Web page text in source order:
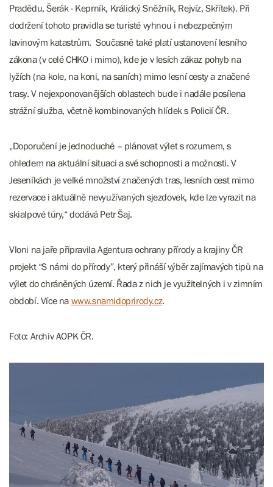
Pradědu, Šerák - Keprník, Králický Sněžník, Rejvíz, Skřítek). Při
dodržení tohoto pravidla se turisté vyhnou i nebezpečným
lavinovým katastrům. Současně také platí ustanovení lesního
zákona (v celé CHKO i mimo), kde je v lesích zákaz pohyb na
lyžích (na kole, na koni, na saních) mimo lesní cesty a značené
trasy. V nejexponovanějších oblastech bude i nadále posílena
strážní služba, včetně kombinovaných hlídek s Policií ČR.
„Doporučení je jednoduché – plánovat výlet s rozumem, s
ohledem na aktuální situaci a své schopnosti a možnosti. V
Jeseníkách je velké množství značených tras, lesních cest mimo
rezervace i aktuálně nevyužívaných sjezdovek, kde lze vyrazit na
skialpové túry,“ dodává Petr Šaj.
Vloni na jaře připravila Agentura ochrany přírody a krajiny ČR
projekt “S námi do přírody”, který přináší výběr zajímavých tipů na
výlet do chráněných území. Řada z nich je využitelných i v zimním
období. Více na www.snamidoprirody.cz.
Foto: Archiv AOPK ČR.